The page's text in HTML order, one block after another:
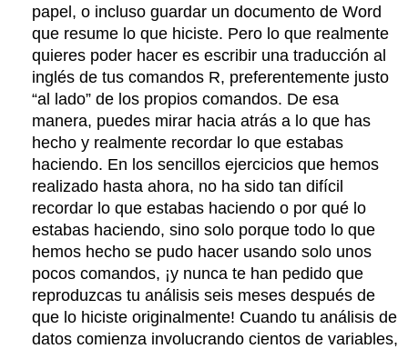
papel, o incluso guardar un documento de Word
que resume lo que hiciste. Pero lo que realmente
quieres poder hacer es escribir una traducción al
inglés de tus comandos R, preferentemente justo
“al lado” de los propios comandos. De esa
manera, puedes mirar hacia atrás a lo que has
hecho y realmente recordar lo que estabas
haciendo. En los sencillos ejercicios que hemos
realizado hasta ahora, no ha sido tan difícil
recordar lo que estabas haciendo o por qué lo
estabas haciendo, sino solo porque todo lo que
hemos hecho se pudo hacer usando solo unos
pocos comandos, ¡y nunca te han pedido que
reproduzcas tu análisis seis meses después de
que lo hiciste originalmente! Cuando tu análisis de
datos comienza involucrando cientos de variables,